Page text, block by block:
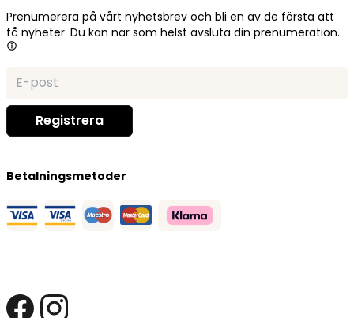
Prenumerera på vårt nyhetsbrev och bli en av de första att
få nyheter. Du kan när som helst avsluta din prenumeration.
Betalningsmetoder